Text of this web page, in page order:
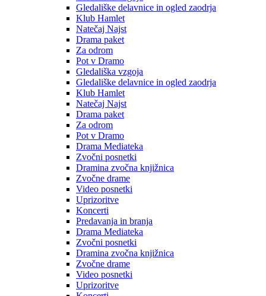
Gledališke delavnice in ogled zaodrja
Klub Hamlet
Natečaj Najst
Drama paket
Za odrom
Pot v Dramo
Gledališka vzgoja
Gledališke delavnice in ogled zaodrja
Klub Hamlet
Natečaj Najst
Drama paket
Za odrom
Pot v Dramo
Drama Mediateka
Zvočni posnetki
Dramina zvočna knjižnica
Zvočne drame
Video posnetki
Uprizoritve
Koncerti
Predavanja in branja
Drama Mediateka
Zvočni posnetki
Dramina zvočna knjižnica
Zvočne drame
Video posnetki
Uprizoritve